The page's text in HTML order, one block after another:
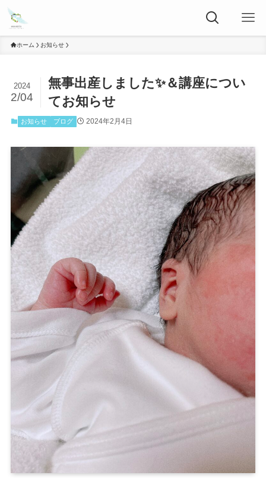
ホーム お知らせ
無事出産しました✨＆講座につい
てお知らせ
2024
2/04
お知らせ ブログ 2024年2月4日